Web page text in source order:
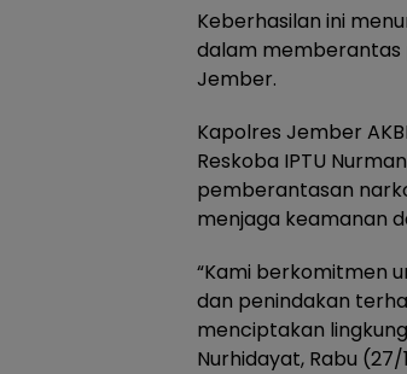
Keberhasilan ini
dalam memberantas
Jember.
Kapolres Jember
Reskoba IPTU
pemberantasan
menjaga keamanan
“Kami berkomitmen
dan penindakan
menciptakan
Nurhidayat, Rabu (27/